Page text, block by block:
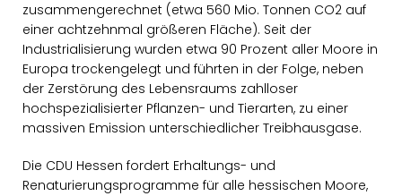
zusammengerechnet (etwa 560 Mio. Tonnen CO2 auf
einer achtzehnmal größeren Fläche). Seit der
Industrialisierung wurden etwa 90 Prozent aller Moore in
Europa trockengelegt und führten in der Folge, neben
der Zerstörung des Lebensraums zahlloser
hochspezialisierter Pflanzen- und Tierarten, zu einer
massiven Emission unterschiedlicher Treibhausgase.
Die CDU Hessen fordert Erhaltungs- und
Renaturierungsprogramme für alle hessischen Moore,